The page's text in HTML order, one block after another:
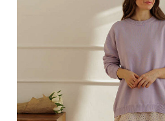
ШОУРУМ
+7 495 401 6950